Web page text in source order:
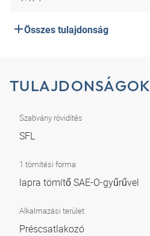
Összes tulajdonság
TULAJDONSÁGOK
Szabvány rövidítés
SFL
1 tömítési forma
lapra tömítő SAE-O-gyűrűvel
Alkalmazási terület
Préscsatlakozó